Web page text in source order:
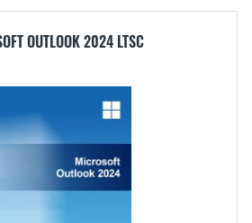
OUTLOOK 2024 LTSC